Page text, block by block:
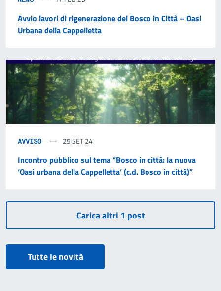
Avvio lavori di rigenerazione del Bosco in Città – Oasi
Urbana della Cappelletta
AVVISO 25 SET 24
Incontro pubblico sul tema “Bosco in città: la nuova
‘Oasi urbana della Cappelletta’ (c.d. Bosco in città)”
Tutte le novità